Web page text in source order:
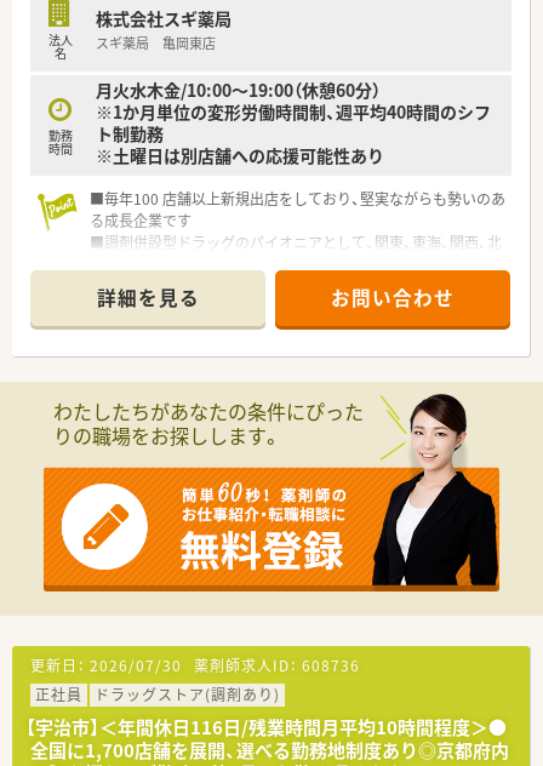
法人
名
株式会社スギ薬局
スギ薬局 亀岡東店
勤務
時間
月火水木金/10:00～19:00（休憩60分）
※1か月単位の変形労働時間制、週平均40時間のシフ
ト制勤務
※土曜日は別店舗への応援可能性あり
■毎年100 店舗以上新規出店をしており、堅実ながらも勢いのあ
る成長企業です
■調剤併設型ドラッグのパイオニアとして、関東、東海、関西、北
■研修制度は様々なプランがあり、集合研修だけでなく任意で受
講可能な研修も幅広く用意されています
■店舗で活躍する従業員、社外で活躍する従業員、将来経営幹部
となる従業員など、薬剤師として様々な活躍ができるフィールド
■総合薬剤師・調剤薬剤師（土日休み・19時までの勤務）どちらか
の働き方を選択できます
■調剤併設型だけでなく「医療モール・クリニック併設店舗」「敷
地内薬局」「訪問調剤特化型店舗」など様々な店舗を運営してい
ます
■在宅医療にも積極的取り組んでおり「訪問調剤特化型店舗」を
50店舗以上、無菌調剤室は業界最多の51店舗設置しています
■「プラチナくるみん認定企業」「健康経営優良法人2023（大規模
法人部門）認定」等を取得し一人ひとりが働きやすい環境が整備
されています
■充実した研修制度、人事制度、評価制度、キャリア支援制度等
詳細を見る お問い合わせ
わたしたちがあなたの条件にぴった
りの職場をお探しします。
更新日： 2026/07/30 薬剤師求人ID： 608736
正社員
ドラッグストア(調剤あり)
【宇治市】＜年間休日116日/残業時間月平均10時間程度＞●
全国に1,700店舗を展開、選べる勤務地制度あり◎京都府内